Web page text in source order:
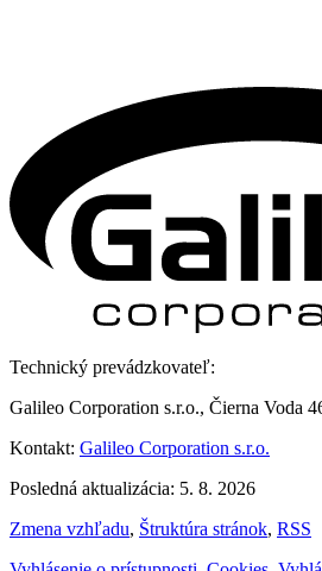
Technický prevádzkovateľ:
Galileo Corporation s.r.o., Čierna Voda
Kontakt: Galileo Corporation s.r.o.
Posledná aktualizácia: 5. 8. 2026
Zmena vzhľadu, Štruktúra stránok, RSS